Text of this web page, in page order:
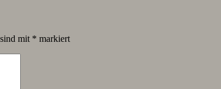
mit * markiert